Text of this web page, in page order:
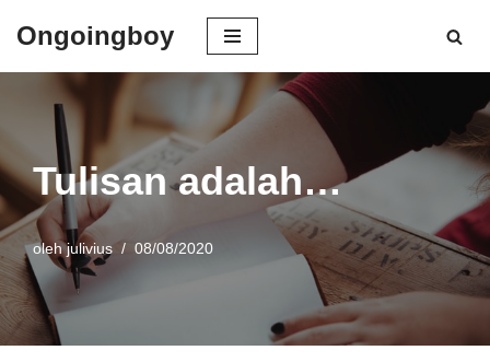
konten
Ongoingboy
Tulisan adalah…
olehjulivius 08/08/2020